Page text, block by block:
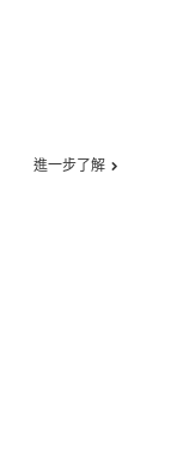
進一步了解